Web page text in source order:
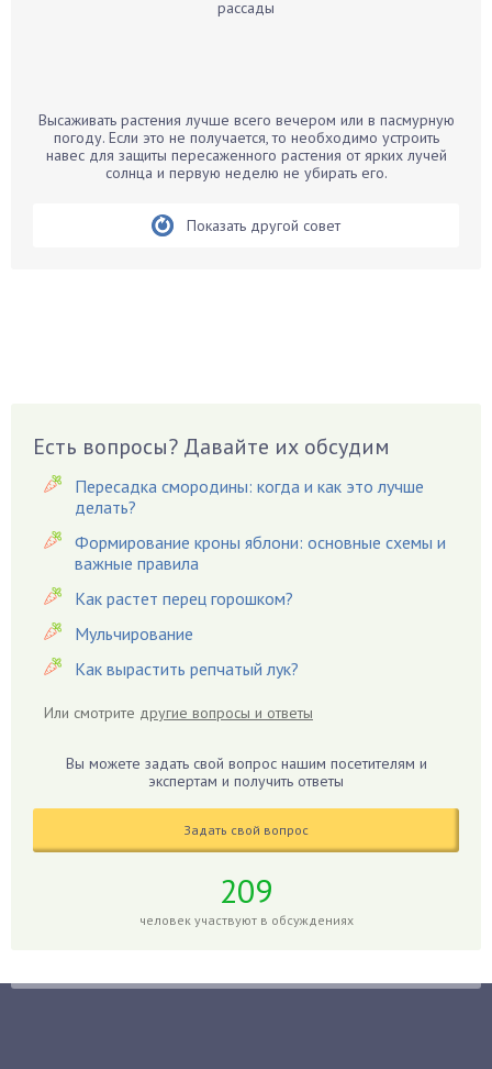
Бархатцы
Бегония
Вешенки
Виноград
Вредители
Гардения
Гацания
Гвоздики
Георгины
Гиацинт
Гладиолусы
Гранат
Высаживать растения лучше всего вечером или в пасмурную
погоду. Если это не получается, то необходимо устроить
навес для защиты пересаженного растения от ярких лучей
солнца и первую неделю не убирать его.
Показать другой совет
Есть вопросы? Давайте их обсудим
Пересадка смородины: когда и как это лучше
делать?
Формирование кроны яблони: основные схемы и
важные правила
Как растет перец горошком?
Мульчирование
Как вырастить репчатый лук?
Или смотрите другие вопросы и ответы
Вы можете задать свой вопрос нашим посетителям и
экспертам и получить ответы
Задать свой вопрос
209
человек участвуют в обсуждениях